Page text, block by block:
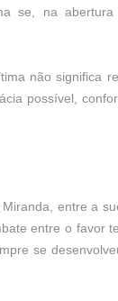
se, na abertura
não significa
possível,
entre a
entre o favor
se